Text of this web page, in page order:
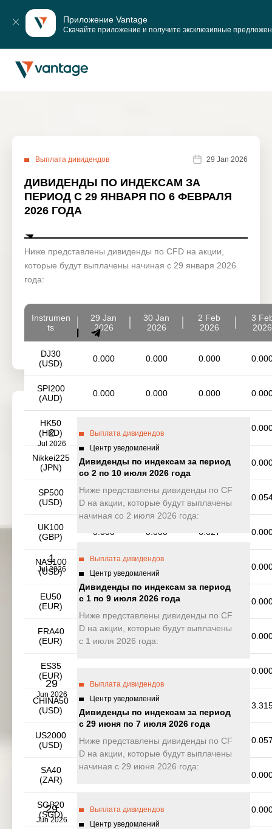
Приложение Vantage
Скачайте приложение и получите эксклюзивные
Выплата дивидендов 29 Jan 2026
ДИВИДЕНДЫ ПО ИНДЕКСАМ ЗА
ПЕРИОД С 29 ЯНВАРЯ ПО 6 ФЕВРАЛЯ
2026 ГОДА
Ниже представлены дивиденды по CFD на акции,
которые будут выплачены начиная с 29 января 2026
года:
Instrumen
ts
29 Jan
2026
30 Jan
2026
2 Feb
2026
3
2026
DJ30
(USD)
0.000 0.000 0.000
SPI200
(AUD)
0.000 0.000 0.000
HK50
(HKD)
Nikkei225
(JPN)
2.407 0.000 0.000
SP500
(USD)
0.101 0.456 0.314
UK100
(GBP)
0.000 0.000 6.627
NAS100
(USD)
EU50
(EUR)
0.000 0.000
FRA40
(EUR)
0.000 0.000
ES35
(EUR)
CHINA50
(USD)
1.034
US2000
(USD)
0.000 0.160 0.094
SA40
(ZAR)
SGP20
(SGD)
0.000 0.000
2
Jul 2026
Выплата дивидендов
Центр уведомлений
Дивиденды по индексам за период
со 2 по 10 июля 2026 года
Ниже представлены дивиденды по CF
D на акции, которые будут выплачены
начиная со 2 июля 2026 года:
1
Jul 2026
Выплата дивидендов
Центр уведомлений
Дивиденды по индексам за период
с 1 по 9 июля 2026 года
Ниже представлены дивиденды по CF
D на акции, которые будут выплачены
с 1 июля 2026 года:
29
Jun 2026
Выплата дивидендов
Центр уведомлений
Дивиденды по индексам за период
с 29 июня по 7 июля 2026 года
Ниже представлены дивиденды по CF
D на акции, которые будут выплачены
начиная с 29 июня 2026 года:
29
Jun 2026
Выплата дивидендов
Центр уведомлений